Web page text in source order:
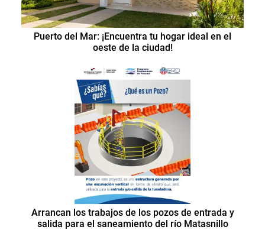
Puerto del Mar: ¡Encuentra tu hogar ideal en el
oeste de la ciudad!
Arrancan los trabajos de los pozos de entrada y
salida para el saneamiento del río Matasnillo